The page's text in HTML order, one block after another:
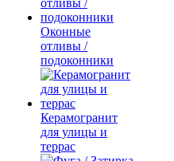
Оконные
отливы /
подоконники
Керамогранит
для улицы и
террас